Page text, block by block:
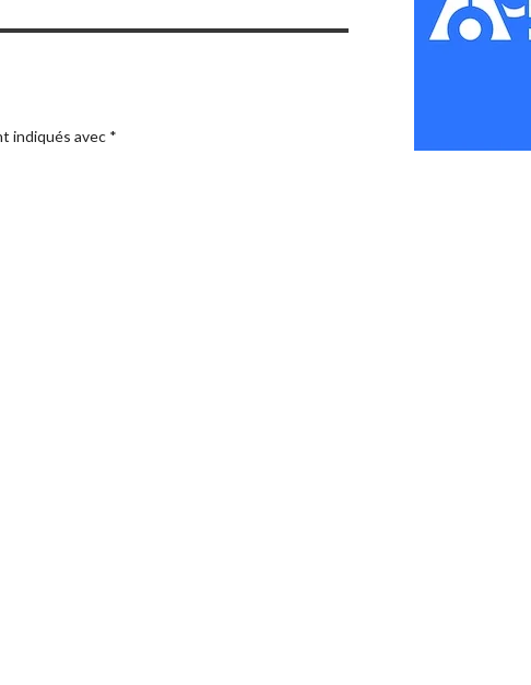
indiqués avec *